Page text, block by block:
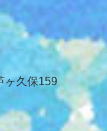
久保159